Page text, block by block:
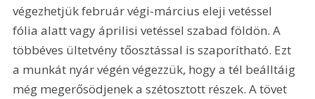
végezhetjük február végi-március eleji vetéssel
fólia alatt vagy áprilisi vetéssel szabad földön. A
többéves ültetvény tőosztással is szaporítható. Ezt
a munkát nyár végén végezzük, hogy a tél beálltáig
még megerősödjenek a szétosztott részek. A tövet